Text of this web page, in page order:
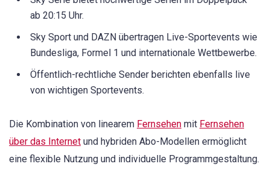
ab 20:15 Uhr.
Sky Sport und DAZN übertragen Live-Sportevents wie
Bundesliga, Formel 1 und internationale Wettbewerbe.
Öffentlich-rechtliche Sender berichten ebenfalls live
von wichtigen Sportevents.
Die Kombination von linearem Fernsehen mit Fernsehen
über das Internet und hybriden Abo-Modellen ermöglicht
eine flexible Nutzung und individuelle Programmgestaltung.